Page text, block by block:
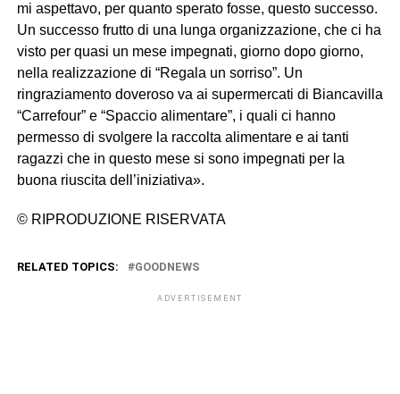
mi aspettavo, per quanto sperato fosse, questo successo.
Un successo frutto di una lunga organizzazione, che ci ha
visto per quasi un mese impegnati, giorno dopo giorno,
nella realizzazione di “Regala un sorriso”. Un
ringraziamento doveroso va ai supermercati di Biancavilla
“Carrefour” e “Spaccio alimentare”, i quali ci hanno
permesso di svolgere la raccolta alimentare e ai tanti
ragazzi che in questo mese si sono impegnati per la
buona riuscita dell’iniziativa».
© RIPRODUZIONE RISERVATA
RELATED TOPICS: GOODNEWS
ADVERTISEMENT